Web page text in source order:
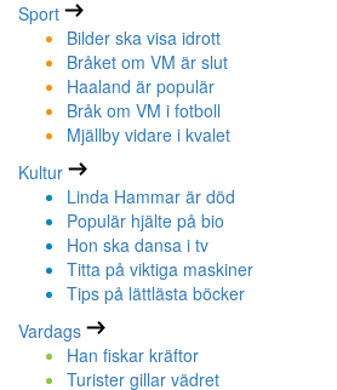
Sport
Bilder ska visa idrott
Bråket om VM är slut
Haaland är populär
Bråk om VM i fotboll
Mjällby vidare i kvalet
Kultur
Linda Hammar är död
Populär hjälte på bio
Hon ska dansa i tv
Titta på viktiga maskiner
Tips på lättlästa böcker
Vardags
Han fiskar kräftor
Turister gillar vädret